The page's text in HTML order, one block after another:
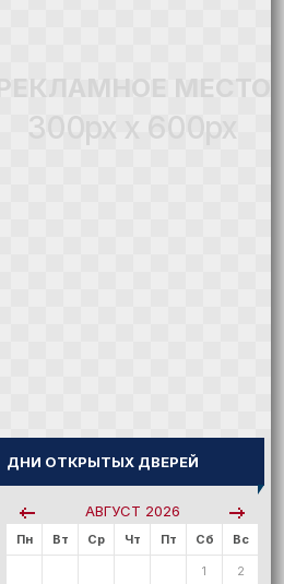
РЕКЛАМНОЕ МЕСТО
300px x 600px
ДНИ ОТКРЫТЫХ ДВЕРЕЙ
АВГУСТ 2026
Пн Вт Ср Чт Пт Сб Вс
1 2